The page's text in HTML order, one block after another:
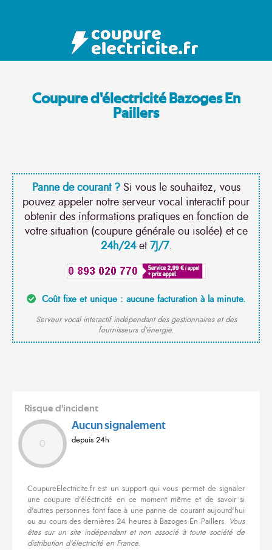
Coupure d'électricité Bazoges En
Paillers
Panne de courant ?Si vous le souhaitez, vous
pouvez appeler notre serveur vocal interactif pour
obtenir des informations pratiques en fonction de
votre situation (coupure générale ou isolée) et ce
24h/24et7J/7.
Coût fixe et unique : aucune facturation à la minute.
Serveur vocal interactif indépendant des gestionnaires et des
fournisseurs d'énergie.
Risque d'incident
0
Aucun signalement
depuis 24h
CoupureElectricite.fr est un support qui vous permet de signaler
une coupure d'éléctricité en ce moment même et de savoir si
d'autres personnes font face à une panne de courant aujourd'hui
ou au cours des dernières 24 heures à Bazoges En Paillers. Vous
êtes sur un site indépendant et non associé à toute société de
distribution d'électricité en France.